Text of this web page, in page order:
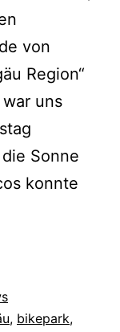
von
Region“
uns
Sonne
konnte
, bikepark,